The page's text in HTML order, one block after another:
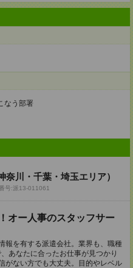
なう部署
川・千葉・埼玉エリア）
号:派13-011061
オー人事のスタッフサー
報を有する派遣会社。業界も、職種
あなたに合ったお仕事が見つかり
がない方でも大丈夫。目的やレベル